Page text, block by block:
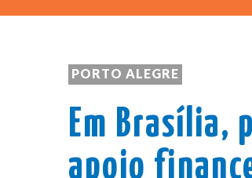
PORTO ALEGRE
Em Brasília,
apoio